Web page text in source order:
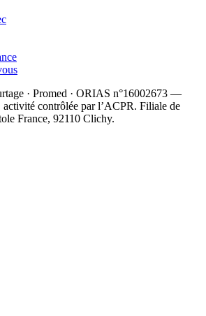
· Promed · ORIAS n°16002673 —
activité contrôlée par l’ACPR. Filiale de
France, 92110 Clichy.